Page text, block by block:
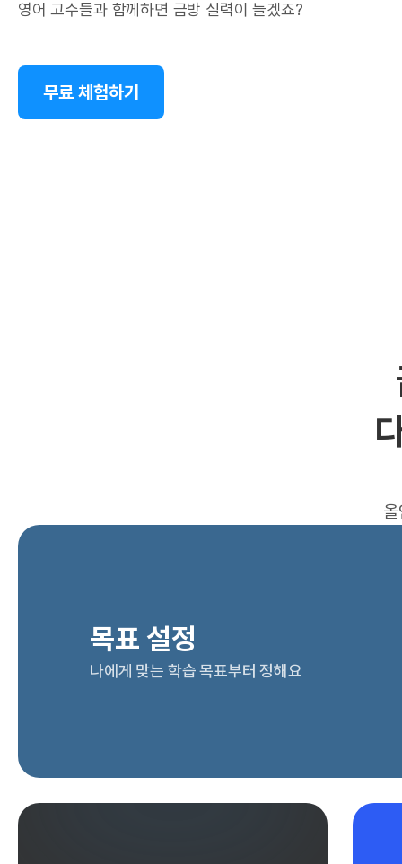
영어 고수들과 함께하면 금방 실력이 늘겠죠?
무료 체험하기
목표 설정
나에게 맞는 학습 목표부터 정해요